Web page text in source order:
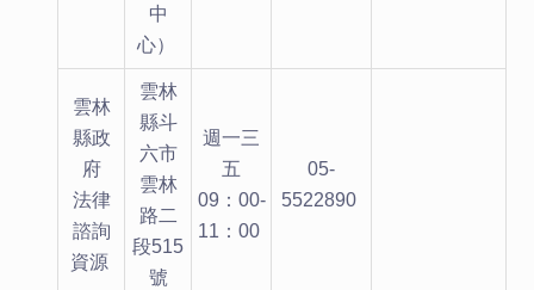
中
心）
雲林
縣政
府
法律
諮詢
資源
雲林
縣斗
六市
雲林
路二
段515
號
週一三
五
09：00-
11：00
05-
5522890